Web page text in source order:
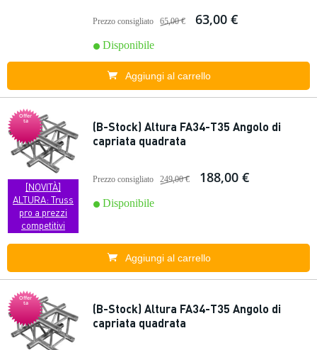
Prezzo consigliato 65,00 € 63,00 €
Disponibile
Aggiungi al carrello
Offer
ta
[NOVITÀ]
ALTURA: Truss
pro a prezzi
competitivi
(B-Stock) Altura FA34-T35 Angolo di
capriata quadrata
Prezzo consigliato 249,00 € 188,00 €
Disponibile
Aggiungi al carrello
Offer
ta
(B-Stock) Altura FA34-T35 Angolo di
capriata quadrata